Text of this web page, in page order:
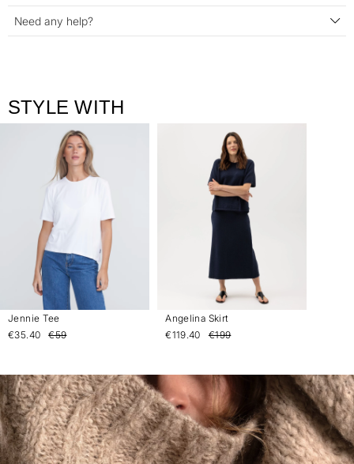
Need any help?
STYLE WITH
Jennie Tee
€35.40
€59
Angelina Skirt
€119.40
€199